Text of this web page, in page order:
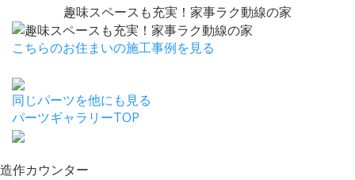
趣味スペースも充実！家事ラク動線の家
こちらのお住まいの施工事例を見る
同じパーツを他にも見る
パーツギャラリーTOP
造作カウンター